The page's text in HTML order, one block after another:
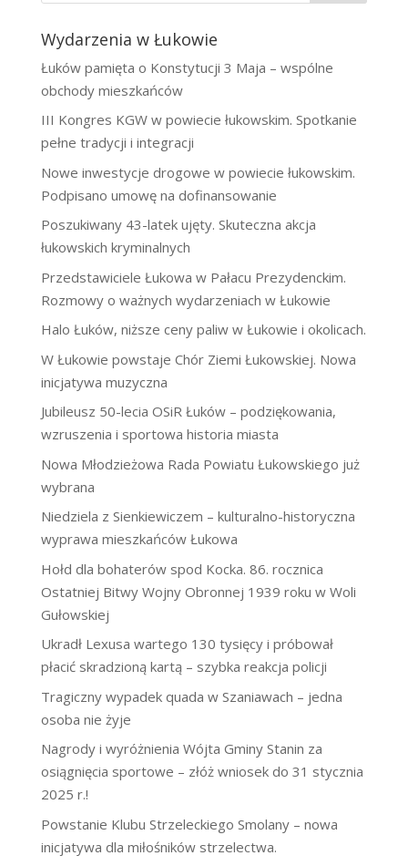
Wydarzenia w Łukowie
Łuków pamięta o Konstytucji 3 Maja – wspólne
obchody mieszkańców
III Kongres KGW w powiecie łukowskim. Spotkanie
pełne tradycji i integracji
Nowe inwestycje drogowe w powiecie łukowskim.
Podpisano umowę na dofinansowanie
Poszukiwany 43-latek ujęty. Skuteczna akcja
łukowskich kryminalnych
Przedstawiciele Łukowa w Pałacu Prezydenckim.
Rozmowy o ważnych wydarzeniach w Łukowie
Halo Łuków, niższe ceny paliw w Łukowie i okolicach.
W Łukowie powstaje Chór Ziemi Łukowskiej. Nowa
inicjatywa muzyczna
Jubileusz 50-lecia OSiR Łuków – podziękowania,
wzruszenia i sportowa historia miasta
Nowa Młodzieżowa Rada Powiatu Łukowskiego już
wybrana
Niedziela z Sienkiewiczem – kulturalno-historyczna
wyprawa mieszkańców Łukowa
Hołd dla bohaterów spod Kocka. 86. rocznica
Ostatniej Bitwy Wojny Obronnej 1939 roku w Woli
Gułowskiej
Ukradł Lexusa wartego 130 tysięcy i próbował
płacić skradzioną kartą – szybka reakcja policji
Tragiczny wypadek quada w Szaniawach – jedna
osoba nie żyje
Nagrody i wyróżnienia Wójta Gminy Stanin za
osiągnięcia sportowe – złóż wniosek do 31 stycznia
2025 r.!
Powstanie Klubu Strzeleckiego Smolany – nowa
inicjatywa dla miłośników strzelectwa.